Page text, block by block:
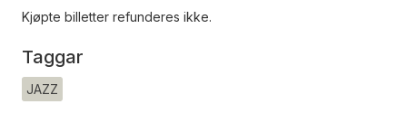
Kjøpte billetter refunderes ikke.
Taggar
JAZZ